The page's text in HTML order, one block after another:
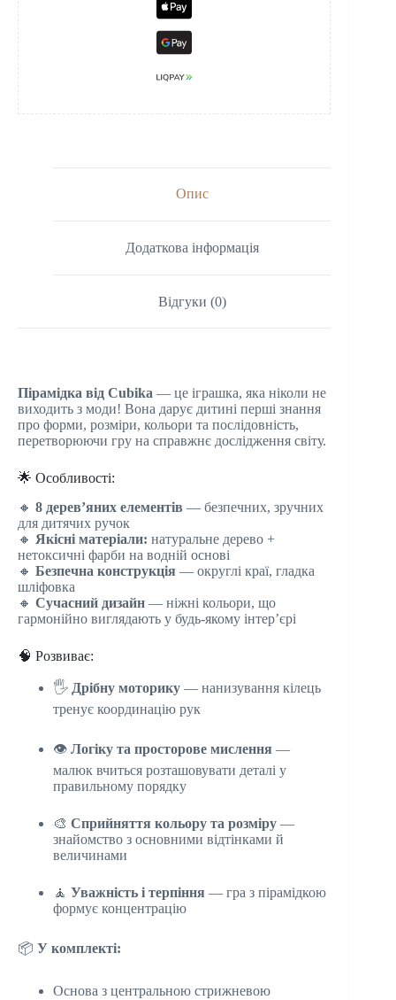
Опис
Додаткова інформація
Відгуки (0)
Пірамідка від Cubika — це іграшка, яка ніколи не
виходить з моди! Вона дарує дитині перші знання
про форми, розміри, кольори та послідовність,
перетворюючи гру на справжнє дослідження світу.
🌟 Особливості:
🔸 8 дерев’яних елементів — безпечних, зручних
для дитячих ручок
🔸 Якісні матеріали: натуральне дерево +
нетоксичні фарби на водній основі
🔸 Безпечна конструкція — округлі краї, гладка
шліфовка
🔸 Сучасний дизайн — ніжні кольори, що
гармонійно виглядають у будь-якому інтер’єрі
🧠 Розвиває:
🖐 Дрібну моторику — нанизування кілець
тренує координацію рук
👁 Логіку та просторове мислення —
малюк вчиться розташовувати деталі у
правильному порядку
🎨 Сприйняття кольору та розміру —
знайомство з основними відтінками й
величинами
🧘 Уважність і терпіння — гра з пірамідкою
формує концентрацію
📦 У комплекті:
Основа з центральною стрижневою